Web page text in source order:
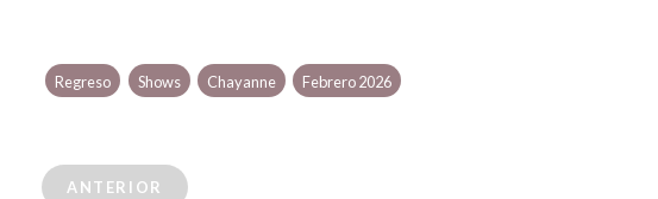
Regreso Shows Chayanne Febrero 2026
ANTERIOR